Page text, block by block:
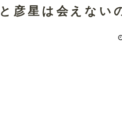
彦星は会えない